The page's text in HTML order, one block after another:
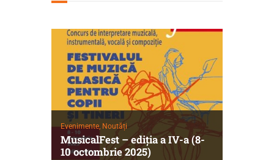
Evenimente, Noutăți
MusicalFest – ediția a IV-a (8-
10 octombrie 2025)